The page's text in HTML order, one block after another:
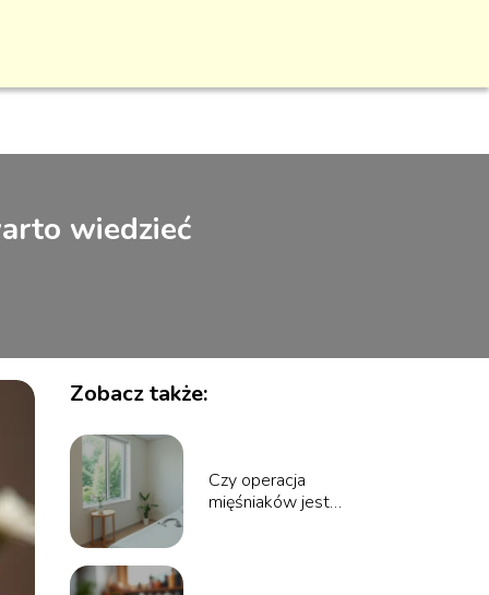
wiedzieć
Zobacz także:
Czy operacja
mięśniaków jest